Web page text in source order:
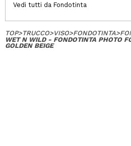
Vedi tutti da Fondotinta
TOP>TRUCCO>VISO>FONDOTINTA>
WET N WILD - FONDOTINTA PHOTO
GOLDEN BEIGE